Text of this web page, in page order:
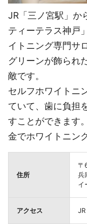
JR「三ノ宮駅」か
ティーテラス神戸
イトニング専門サ
グリーンが飾られ
敵です。
セルフホワイトニ
ていて、歯に負担
すことができます
金でホワイトニン
住所
〒
兵
イ
アクセス